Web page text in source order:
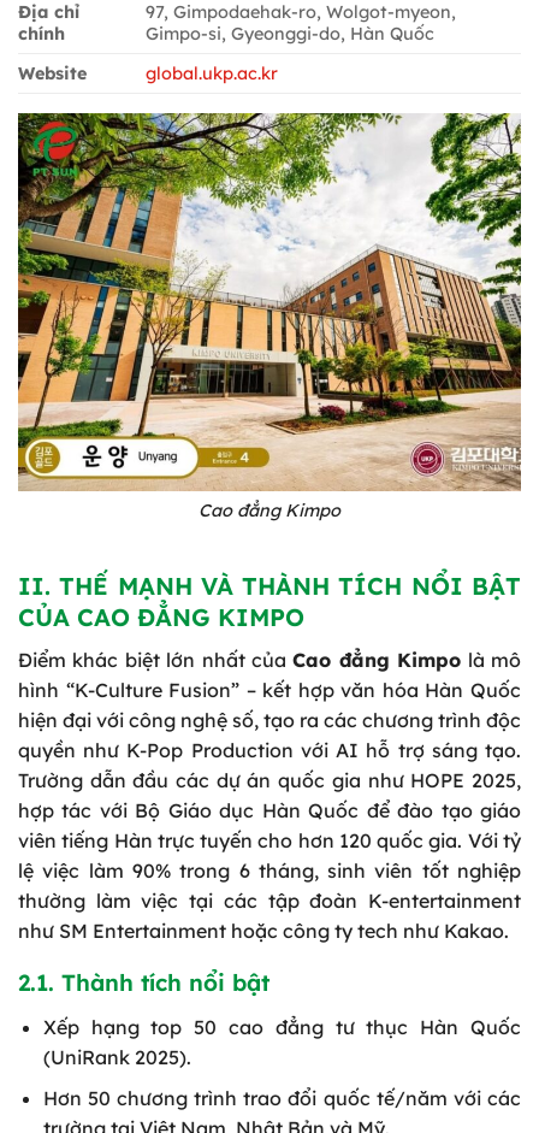
Địa chỉ
chính
97, Gimpodaehak-ro, Wolgot-myeon,
Gimpo-si, Gyeonggi-do, Hàn Quốc
Website
global.ukp.ac.kr
Cao đẳng Kimpo
II. THẾ MẠNH VÀ THÀNH TÍCH NỔI BẬT
CỦA CAO ĐẲNG KIMPO
Điểm khác biệt lớn nhất củaCao đẳng Kimpo là mô
hình “K-Culture Fusion” – kết hợp văn hóa Hàn Quốc
hiện đại với công nghệ số, tạo ra các chương trình độc
quyền như K-Pop Production với AI hỗ trợ sáng tạo.
Trường dẫn đầu các dự án quốc gia như HOPE 2025,
hợp tác với Bộ Giáo dục Hàn Quốc để đào tạo giáo
viên tiếng Hàn trực tuyến cho hơn 120 quốc gia. Với tỷ
lệ việc làm 90% trong 6 tháng, sinh viên tốt nghiệp
thường làm việc tại các tập đoàn K-entertainment
như SM Entertainment hoặc công ty tech như Kakao.
2.1. Thành tích nổi bật
Xếp hạng top 50 cao đẳng tư thục Hàn Quốc
(UniRank 2025).
Hơn 50 chương trình trao đổi quốc tế/năm với các